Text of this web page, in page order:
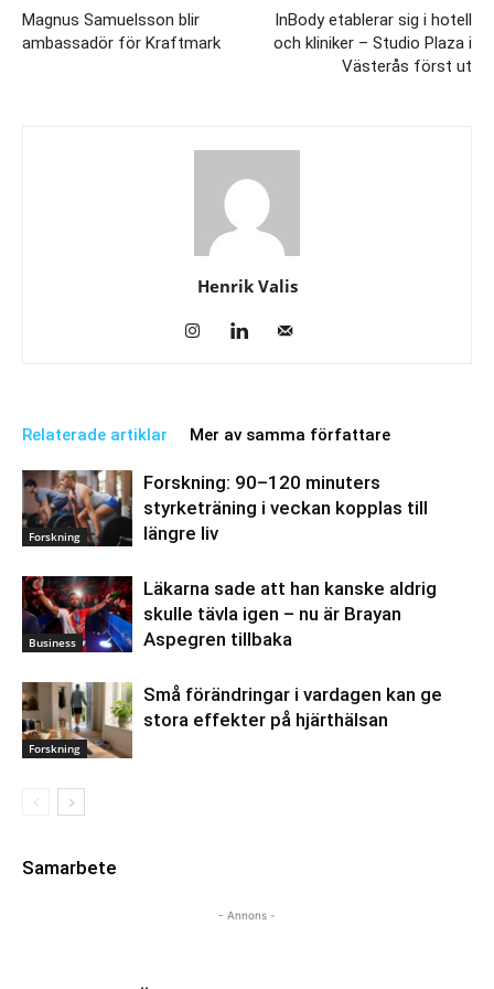
Magnus Samuelsson blir
ambassadör för Kraftmark
InBody etablerar sig i hotell
och kliniker – Studio Plaza i
Västerås först ut
Henrik Valis
Relaterade artiklar Mer av samma författare
Forskning
Forskning: 90–120 minuters
styrketräning i veckan kopplas till
längre liv
Business
Läkarna sade att han kanske aldrig
skulle tävla igen – nu är Brayan
Aspegren tillbaka
Forskning
Små förändringar i vardagen kan ge
stora effekter på hjärthälsan
Samarbete
- Annons -